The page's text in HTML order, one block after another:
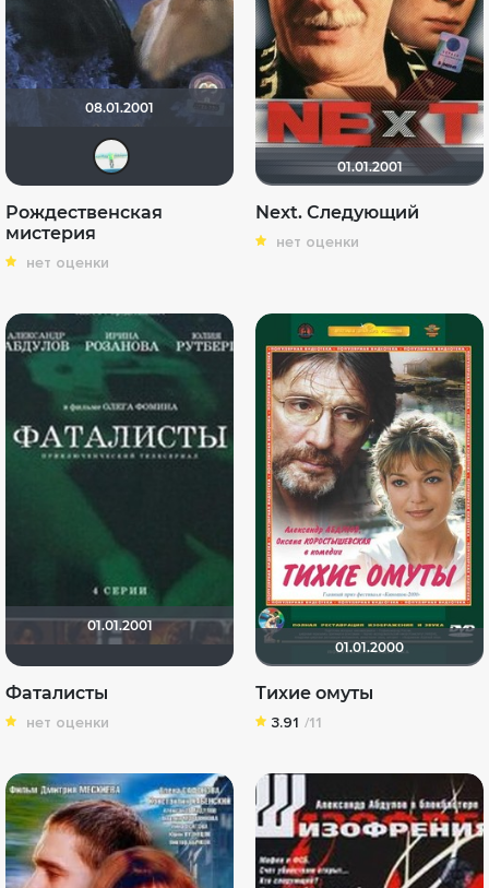
08.01.2001
Трапеция 85
Рождественская
мистерия
нет оценки
01.01.2001
Next. Следующий
нет оценки
01.01.2001
Фаталисты
нет оценки
01.01.2000
Тихие омуты
3.91 /11